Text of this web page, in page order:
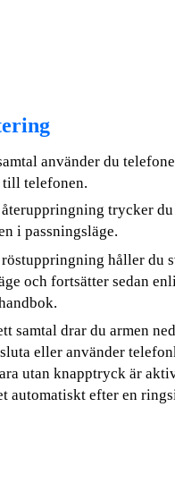
använder du
till telefonen.
trycker
i passningsläge.
håller du
och fortsätter sedan
samtal drar du armen
eller använder
utan knapptryck är
automatiskt efter en